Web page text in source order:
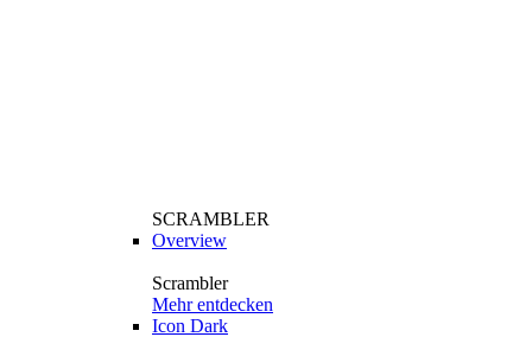
SCRAMBLER
Overview
Scrambler
Mehr entdecken
Icon Dark